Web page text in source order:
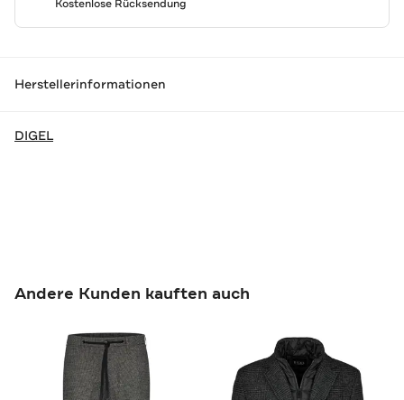
Kostenlose Rücksendung
Herstellerinformationen
DIGEL
Andere Kunden kauften auch